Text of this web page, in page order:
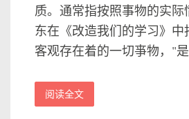
质。通常指按照事物的实际
东在《改造我们的学习》
客观存在着的一切亊物，"
阅读全文